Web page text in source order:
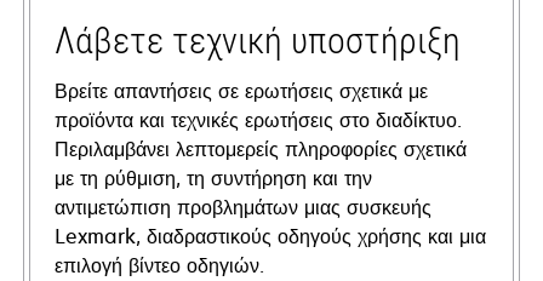
Λάβετε τεχνική υποστήριξη
Βρείτε απαντήσεις σε ερωτήσεις σχετικά με
προϊόντα και τεχνικές ερωτήσεις στο διαδίκτυο.
Περιλαμβάνει λεπτομερείς πληροφορίες σχετικά
με τη ρύθμιση, τη συντήρηση και την
αντιμετώπιση προβλημάτων μιας συσκευής
Lexmark, διαδραστικούς οδηγούς χρήσης και μια
επιλογή βίντεο οδηγιών.